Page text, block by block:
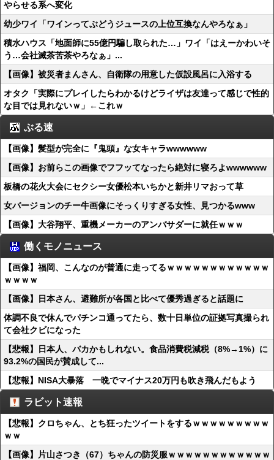
やらせる系へ変化
幼少ワイ「ワインってぶどうジュースの上位互換なんやろなぁ」
積水ハウス「地面師に55億円騙し取られた…」ワイ「はえーかわいそ
う…会社滅茶苦茶やろなぁ」...
【画像】被災者まんさん、自衛隊の用意した仮設風呂に入浴する
オタク「実際にプレイしたらわかるけどライザは友達って感じで性的
な目では見れないｗ」←これｗ
ぶる速
【画像】髪型が完全に『鬼頭』な女キャラwwwwww
【画像】お前らこの画像でフフッてなったら絶対に寝ろよwwwwww
板橋の花火大会にセクシー女優松本いちかと新井リマおって草
女バージョンのチー牛画像にそっくりすぎる女性、見つかるwww
【画像】大谷翔平、重機メーカーのアンバサダーに就任ｗｗｗ
働くモノニュース
【画像】福岡、こんなのが普通に走ってるｗｗｗｗｗｗｗｗｗｗｗｗ
ｗｗｗｗ
【画像】日本さん、避難所が各国と比べて優秀過ぎると話題に
体調不良で休んでパチンコ通ってたら、数十日単位の証拠写真撮られ
て会社クビになった
【悲報】日本人、バカかもしれない。食品消費税減税（8%→1%）に
93.2%の国民が賛成して...
【悲報】NISA大暴落 一晩でマイナス20万円も吹き飛んだもよう
ラビット速報
【悲報】クロちゃん、とち狂ったツイートをするｗｗｗｗｗｗｗｗｗ
ｗｗ
【画像】片山さつき（67）ちゃんの防災服ｗｗｗｗｗｗｗｗｗｗｗｗ